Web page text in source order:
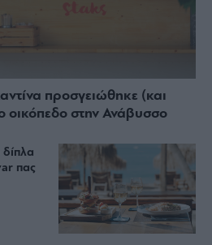
προσγειώθηκε (και
οικόπεδο στην Ανάβυσσο
πας